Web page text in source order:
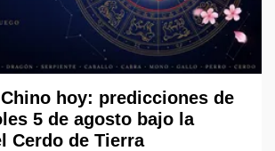
hoy: predicciones de
5 de agosto bajo la
Cerdo de Tierra